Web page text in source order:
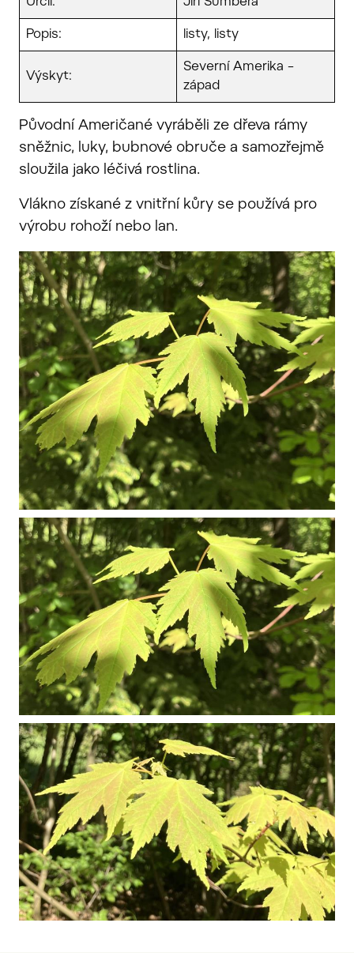
Popis: listy, listy
Výskyt:
Severní Amerika –
západ
Původní Američané vyráběli ze dřeva rámy
sněžnic, luky, bubnové obruče a samozřejmě
sloužila jako léčivá rostlina.
Vlákno získané z vnitřní kůry se používá pro
výrobu rohoží nebo lan.